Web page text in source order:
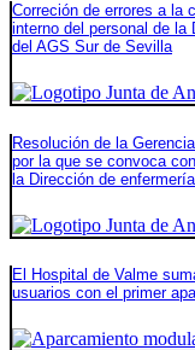
Correción de errores a la
interno del personal de la
del AGS Sur de Sevilla
Resolución de la
por la que se convoca
la Dirección de
El Hospital de Valme
usuarios con el primer